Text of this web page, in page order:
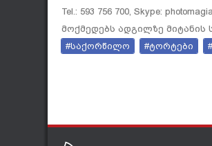
Tel.: 593 756 700, Skype:
მოქმედებს ადგილზე მიტანის
#საქორწილო
#ტორტები